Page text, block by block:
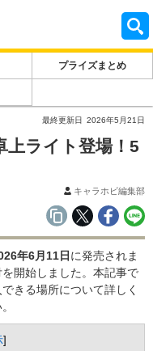
プライズまとめ
最終更新日 2026年5月21日
上ライト登場！5
キャラホビ編集部
年6月11日 に発売されま
開始しました。本記事で
きる場所について詳しく
]